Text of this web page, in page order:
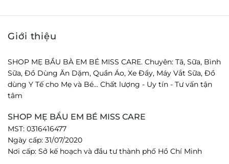
Giới thiệu
SHOP MẸ BẦU BÀ EM BÉ MISS CARE. Chuyên: Tã, Sữa, Bình
Sữa, Đồ Dùng Ăn Dặm, Quần Áo, Xe Đẩy, Máy Vắt Sữa, Đồ
dùng Y Tế cho Mẹ và Bé... Chất lượng - Uy tín - Tư vấn tận
tâm
SHOP MẸ BẦU EM BÉ MISS CARE
MST: 0316416477
Ngày cấp: 31/07/2020
Nơi cấp: Sở kế hoạch và đầu tư thành phố Hồ Chí Minh